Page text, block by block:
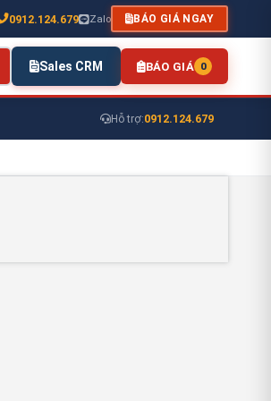
0912.124.679 Zalo BÁO GIÁ NGAY
Sales CRM BÁO GIÁ 0
Hỗ trợ:0912.124.679